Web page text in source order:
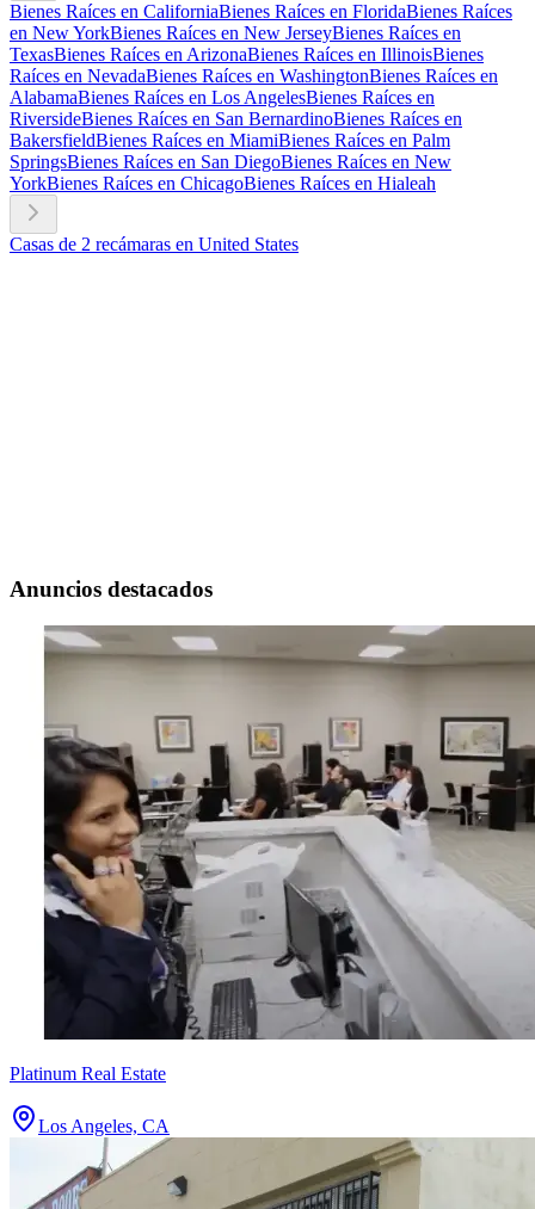
Bienes Raíces en CaliforniaBienes Raíces en FloridaBienes Raíces
en New YorkBienes Raíces en New JerseyBienes Raíces en
TexasBienes Raíces en ArizonaBienes Raíces en IllinoisBienes
Raíces en NevadaBienes Raíces en WashingtonBienes Raíces en
AlabamaBienes Raíces en Los AngelesBienes Raíces en
RiversideBienes Raíces en San BernardinoBienes Raíces en
BakersfieldBienes Raíces en MiamiBienes Raíces en Palm
SpringsBienes Raíces en San DiegoBienes Raíces en New
YorkBienes Raíces en ChicagoBienes Raíces en Hialeah
Casas de 2 recámaras en United States
Anuncios destacados
Platinum Real Estate
Los Angeles, CA